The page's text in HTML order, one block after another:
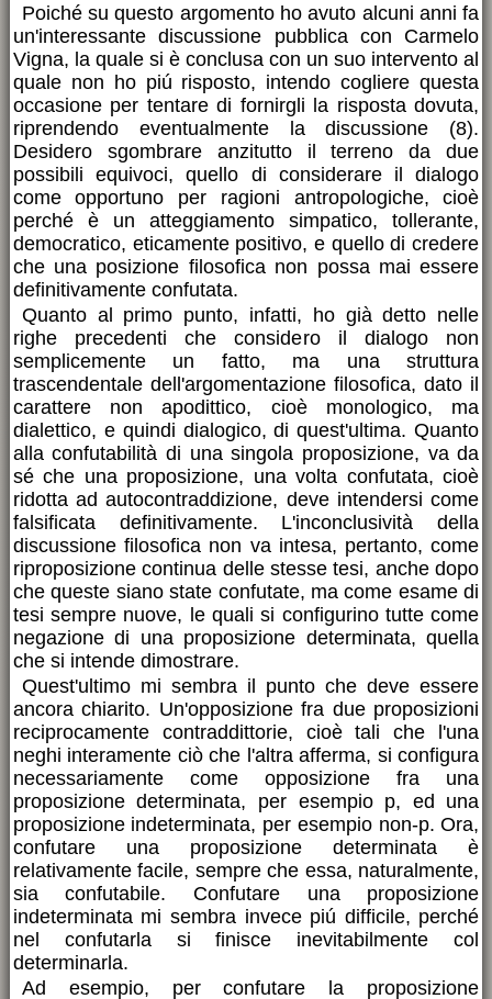
Poiché su questo argomento ho avuto alcuni anni fa
un'interessante discussione pubblica con Carmelo
Vigna, la quale si è conclusa con un suo intervento al
quale non ho piú risposto, intendo cogliere questa
occasione per tentare di fornirgli la risposta dovuta,
riprendendo eventualmente la discussione (8).
Desidero sgombrare anzitutto il terreno da due
possibili equivoci, quello di considerare il dialogo
come opportuno per ragioni antropologiche, cioè
perché è un atteggiamento simpatico, tollerante,
democratico, eticamente positivo, e quello di credere
che una posizione filosofica non possa mai essere
definitivamente confutata.
Quanto al primo punto, infatti, ho già detto nelle
righe precedenti che considero il dialogo non
semplicemente un fatto, ma una struttura
trascendentale dell'argomentazione filosofica, dato il
carattere non apodittico, cioè monologico, ma
dialettico, e quindi dialogico, di quest'ultima. Quanto
alla confutabilità di una singola proposizione, va da
sé che una proposizione, una volta confutata, cioè
ridotta ad autocontraddizione, deve intendersi come
falsificata definitivamente. L'inconclusività della
discussione filosofica non va intesa, pertanto, come
riproposizione continua delle stesse tesi, anche dopo
che queste siano state confutate, ma come esame di
tesi sempre nuove, le quali si configurino tutte come
negazione di una proposizione determinata, quella
che si intende dimostrare.
Quest'ultimo mi sembra il punto che deve essere
ancora chiarito. Un'opposizione fra due proposizioni
reciprocamente contraddittorie, cioè tali che l'una
neghi interamente ciò che l'altra afferma, si configura
necessariamente come opposizione fra una
proposizione determinata, per esempio p, ed una
proposizione indeterminata, per esempio non-p. Ora,
confutare una proposizione determinata è
relativamente facile, sempre che essa, naturalmente,
sia confutabile. Confutare una proposizione
indeterminata mi sembra invece piú difficile, perché
nel confutarla si finisce inevitabilmente col
determinarla.
Ad esempio, per confutare la proposizione